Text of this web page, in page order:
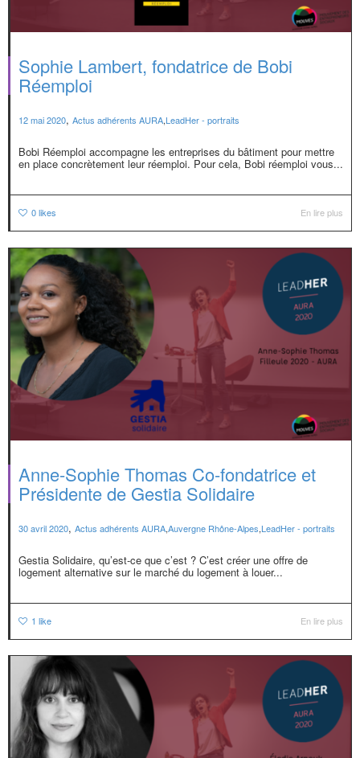
Sophie Lambert, fondatrice de Bobi
Réemploi
12 mai 2020, Actus adhérents AURA,LeadHer - portraits
Bobi Réemploi accompagne les entreprises du bâtiment pour mettre
en place concrètement leur réemploi. Pour cela, Bobi réemploi vous...
0likes En lire plus
Anne-Sophie Thomas Co-fondatrice et
Présidente de Gestia Solidaire
30 avril 2020, Actus adhérents AURA,Auvergne Rhône-Alpes,LeadHer - portraits
Gestia Solidaire, qu’est-ce que c’est ? C’est créer une offre de
logement alternative sur le marché du logement à louer...
1 like En lire plus